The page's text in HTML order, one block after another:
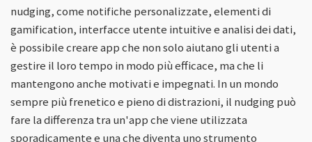
nudging, come notifiche personalizzate, elementi di
gamification, interfacce utente intuitive e analisi dei dati,
è possibile creare app che non solo aiutano gli utenti a
gestire il loro tempo in modo più efficace, ma che li
mantengono anche motivati e impegnati. In un mondo
sempre più frenetico e pieno di distrazioni, il nudging può
fare la differenza tra un'app che viene utilizzata
sporadicamente e una che diventa uno strumento